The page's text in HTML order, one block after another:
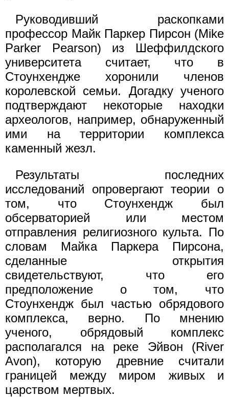
Руководивший раскопками
профессор Майк Паркер Пирсон (Mike
Parker Pearson) из Шеффилдского
университета считает, что в
Стоунхендже хоронили членов
королевской семьи. Догадку ученого
подтверждают некоторые находки
археологов, например, обнаруженный
ими на территории комплекса
каменный жезл.
Результаты последних
исследований опровергают теории о
том, что Стоунхендж был
обсерваторией или местом
отправления религиозного культа. По
словам Майка Паркера Пирсона,
сделанные открытия
свидетельствуют, что его
предположение о том, что
Стоунхендж был частью обрядового
комплекса, верно. По мнению
ученого, обрядовый комплекс
располагался на реке Эйвон (River
Avon), которую древние считали
границей между миром живых и
царством мертвых.